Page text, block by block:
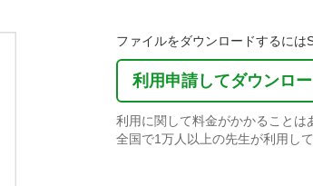
ファイルをダウンロードするには
利用申請してダウンロ
利用に関して料金がかかることは
全国で1万人以上の先生が利用し